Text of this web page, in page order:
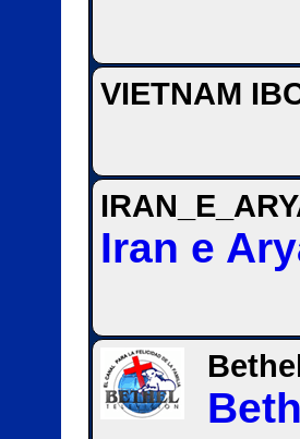
VIETNAM
Iran e